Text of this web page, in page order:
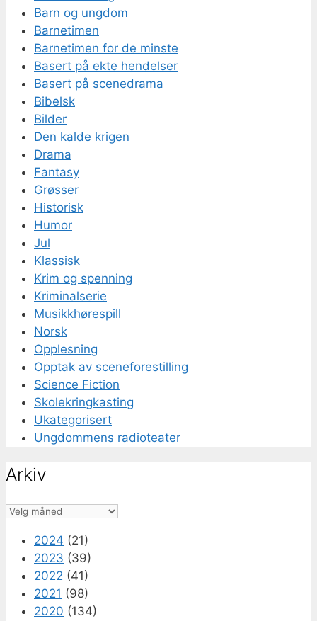
Barn og ungdom
Barnetimen
Barnetimen for de minste
Basert på ekte hendelser
Basert på scenedrama
Bibelsk
Bilder
Den kalde krigen
Drama
Fantasy
Grøsser
Historisk
Humor
Jul
Klassisk
Krim og spenning
Kriminalserie
Musikkhørespill
Norsk
Opplesning
Opptak av sceneforestilling
Science Fiction
Skolekringkasting
Ukategorisert
Ungdommens radioteater
Arkiv
Arkiv
2024 (21)
2023 (39)
2022 (41)
2021 (98)
2020 (134)